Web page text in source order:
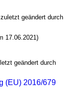
geändert durch
17.06.2021)
geändert durch
(EU) 2016/679